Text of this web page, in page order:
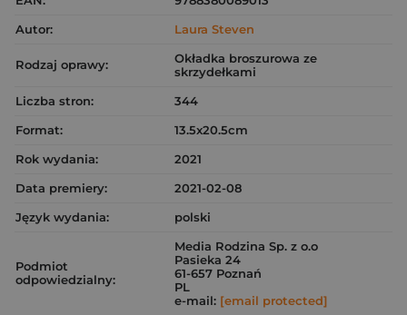
Autor:
Laura Steven
Rodzaj oprawy:
Okładka broszurowa ze
skrzydełkami
Liczba stron:
344
Format:
13.5x20.5cm
Rok wydania:
2021
Data premiery:
2021-02-08
Język wydania:
polski
Podmiot
odpowiedzialny:
Media Rodzina Sp. z o.o
Pasieka 24
61-657 Poznań
PL
e-mail: [email protected]